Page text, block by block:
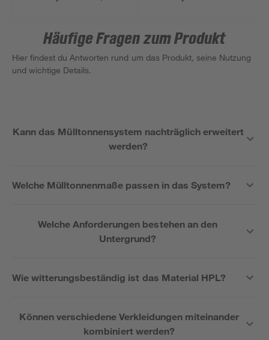
Häufige Fragen zum Produkt
Hier findest du Antworten rund um das Produkt, seine Nutzung
und wichtige Details.
Kann das Mülltonnensystem nachträglich erweitert
werden?
Welche Mülltonnenmaße passen in das System?
Welche Anforderungen bestehen an den
Untergrund?
Wie witterungsbeständig ist das Material HPL?
Können verschiedene Verkleidungen miteinander
kombiniert werden?